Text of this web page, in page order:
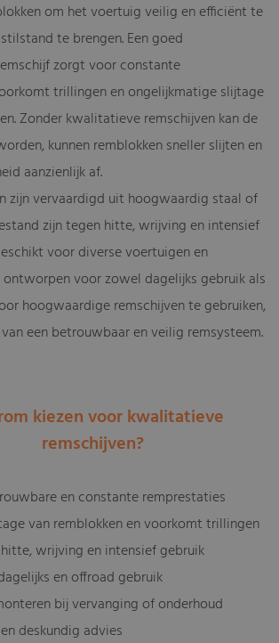
om het voertuig veilig en efficiënt te
te brengen. Een goed
zorgt voor constante
trillingen en ongelijkmatige slijtage
Zonder kwalitatieve remschijven kan de
kunnen remblokken sneller slijten en
aanzienlijk af.
zijn vervaardigd uit hoogwaardig staal of
zijn tegen hitte, wrijving en intensief
voor diverse voertuigen en
ontworpen voor zowel dagelijks gebruik als
hoogwaardige remschijven te gebruiken,
een betrouwbaar en veilig remsysteem.
kiezen voor kwalitatieve
remschijven?
en constante remprestaties
van remblokken en voorkomt trillingen
wrijving en intensief gebruik
en offroad gebruik
bij vervanging of onderhoud
deskundig advies